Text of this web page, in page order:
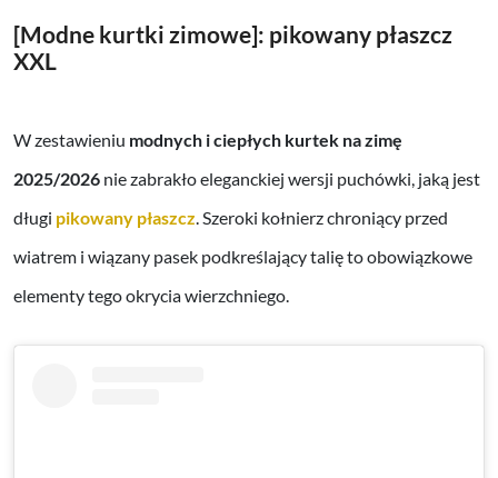
[Modne kurtki zimowe]: pikowany płaszcz
XXL
W zestawieniu modnych i ciepłych kurtek na zimę
2025/2026 nie zabrakło eleganckiej wersji puchówki, jaką jest
długi pikowany płaszcz. Szeroki kołnierz chroniący przed
wiatrem i wiązany pasek podkreślający talię to obowiązkowe
elementy tego okrycia wierzchniego.